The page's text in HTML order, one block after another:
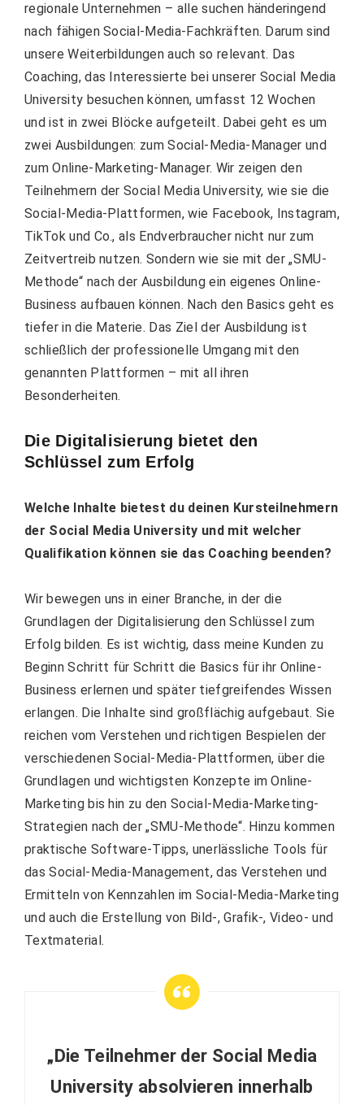
regionale Unternehmen – alle suchen händeringend
nach fähigen Social-Media-Fachkräften. Darum sind
unsere Weiterbildungen auch so relevant. Das
Coaching, das Interessierte bei unserer Social Media
University besuchen können, umfasst 12 Wochen
und ist in zwei Blöcke aufgeteilt. Dabei geht es um
zwei Ausbildungen: zum Social-Media-Manager und
zum Online-Marketing-Manager. Wir zeigen den
Teilnehmern der Social Media University, wie sie die
Social-Media-Plattformen, wie Facebook, Instagram,
TikTok und Co., als Endverbraucher nicht nur zum
Zeitvertreib nutzen. Sondern wie sie mit der „SMU-
Methode“ nach der Ausbildung ein eigenes Online-
Business aufbauen können. Nach den Basics geht es
tiefer in die Materie. Das Ziel der Ausbildung ist
schließlich der professionelle Umgang mit den
genannten Plattformen – mit all ihren
Besonderheiten.
Die Digitalisierung bietet den
Schlüssel zum Erfolg
Welche Inhalte bietest du deinen Kursteilnehmern
der Social Media University und mit welcher
Qualifikation können sie das Coaching beenden?
Wir bewegen uns in einer Branche, in der die
Grundlagen der Digitalisierung den Schlüssel zum
Erfolg bilden. Es ist wichtig, dass meine Kunden zu
Beginn Schritt für Schritt die Basics für ihr Online-
Business erlernen und später tiefgreifendes Wissen
erlangen. Die Inhalte sind großflächig aufgebaut. Sie
reichen vom Verstehen und richtigen Bespielen der
verschiedenen Social-Media-Plattformen, über die
Grundlagen und wichtigsten Konzepte im Online-
Marketing bis hin zu den Social-Media-Marketing-
Strategien nach der „SMU-Methode“. Hinzu kommen
praktische Software-Tipps, unerlässliche Tools für
das Social-Media-Management, das Verstehen und
Ermitteln von Kennzahlen im Social-Media-Marketing
und auch die Erstellung von Bild-, Grafik-, Video- und
Textmaterial.
„Die Teilnehmer der Social Media
University absolvieren innerhalb